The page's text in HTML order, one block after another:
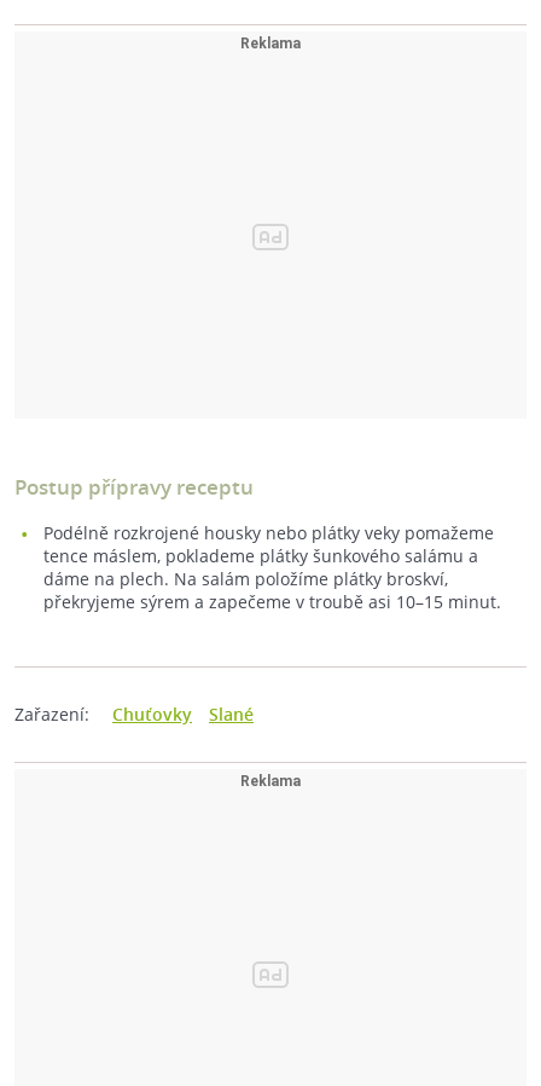
Postup přípravy receptu
Podélně rozkrojené housky nebo plátky veky pomažeme
tence máslem, poklademe plátky šunkového salámu a
dáme na plech. Na salám položíme plátky broskví,
překryjeme sýrem a zapečeme v troubě asi 10–15 minut.
Zařazení: Chuťovky Slané